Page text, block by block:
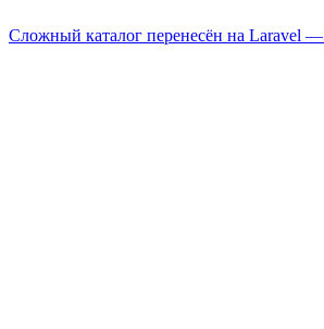
Сложный каталог перенесён на Laravel —